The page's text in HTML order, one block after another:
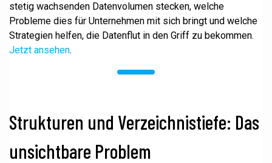
stetig wachsenden Datenvolumen stecken, welche
Probleme dies für Unternehmen mit sich bringt und welche
Strategien helfen, die Datenflut in den Griff zu bekommen.
Jetzt ansehen.
Strukturen und Verzeichnistiefe: Das
unsichtbare Problem